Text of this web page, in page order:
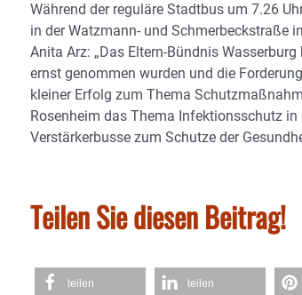
Während der reguläre Stadtbus um 7.26
in der Watzmann- und Schmerbeckstraße
Anita Arz: „Das Eltern-Bündnis
ernst genommen wurden und die
kleiner Erfolg zum Thema
Rosenheim das Thema Infektionsschutz
Verstärkerbusse zum Schutze der
Teilen Sie diesen Beitrag!
teilen teilen